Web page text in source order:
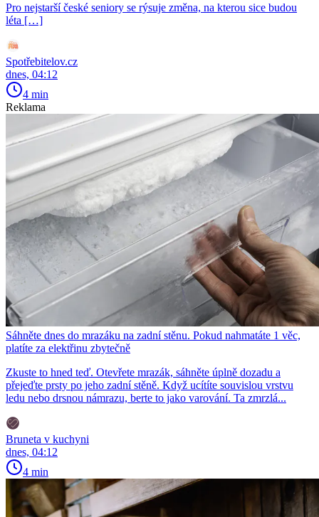
Pro nejstarší české seniory se rýsuje změna, na kterou sice budou
léta […]
Spotřebitelov.cz
dnes, 04:12
4 min
Reklama
Sáhněte dnes do mrazáku na zadní stěnu. Pokud nahmatáte 1 věc,
platíte za elektřinu zbytečně
Zkuste to hned teď. Otevřete mrazák, sáhněte úplně dozadu a
přejeďte prsty po jeho zadní stěně. Když ucítíte souvislou vrstvu
ledu nebo drsnou námrazu, berte to jako varování. Ta zmrzlá...
Bruneta v kuchyni
dnes, 04:12
4 min